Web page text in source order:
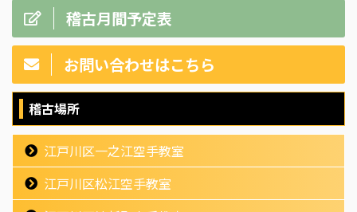
稽古月間予定表
お問い合わせはこちら
稽古場所
江戸川区一之江空手教室
江戸川区松江空手教室